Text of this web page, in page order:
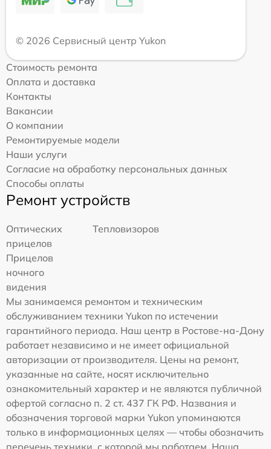
© 2026 Сервисный центр Yukon
Стоимость ремонта
Оплата и доставка
Контакты
Вакансии
О компании
Ремонтируемые модели
Наши услуги
Согласие на обработку персональных данных
Способы оплаты
Ремонт устройств
Оптических
прицелов
Тепловизоров
Прицелов
ночного
видения
Мы занимаемся ремонтом и техническим
обслуживанием техники Yukon по истечении
гарантийного периода. Наш центр в Ростове-на-Дону
работает независимо и не имеет официальной
авторизации от производителя. Цены на ремонт,
указанные на сайте, носят исключительно
ознакомительный характер и не являются публичной
офертой согласно п. 2 ст. 437 ГК РФ. Названия и
обозначения торговой марки Yukon упоминаются
только в информационных целях — чтобы обозначить